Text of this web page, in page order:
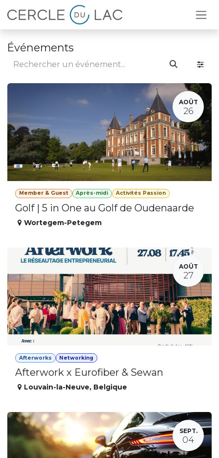
Se rendre au contenu
Événements
AOÛT
26
Member & Guest Après-midi Activités Passion
Golf | 5 in One au Golf de Oudenaarde
Wortegem-Petegem
AOÛT
27
Afterworks Networking
Afterwork x Eurofiber & Sewan
Louvain-la-Neuve, Belgique
SEPT.
04